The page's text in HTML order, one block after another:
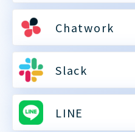
Chatwork
Slack
LINE